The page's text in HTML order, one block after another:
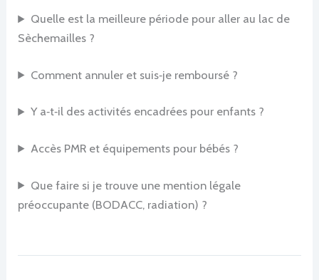
Quelle est la meilleure période pour aller au lac de
Sèchemailles ?
Comment annuler et suis‑je remboursé ?
Y a‑t‑il des activités encadrées pour enfants ?
Accès PMR et équipements pour bébés ?
Que faire si je trouve une mention légale
préoccupante (BODACC, radiation) ?